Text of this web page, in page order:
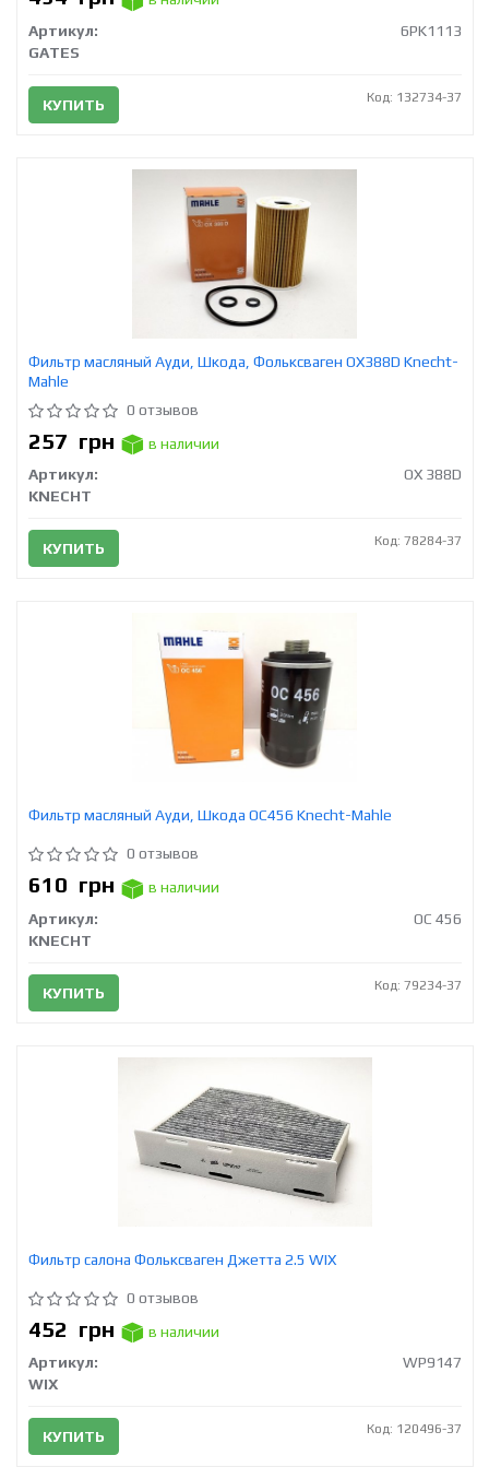
Артикул:
6PK1113
GATES
КУПИТЬ Код: 132734-37
Фильтр масляный Ауди, Шкода, Фольксваген OX388D Knecht-
Mahle
0 отзывов
257 грн
в наличии
Артикул:
OX 388D
KNECHT
КУПИТЬ Код: 78284-37
Фильтр масляный Ауди, Шкода OC456 Knecht-Mahle
0 отзывов
610 грн
в наличии
Артикул:
OC 456
KNECHT
КУПИТЬ Код: 79234-37
Фильтр салона Фольксваген Джетта 2.5 WIX
0 отзывов
452 грн
в наличии
Артикул:
WP9147
WIX
КУПИТЬ Код: 120496-37